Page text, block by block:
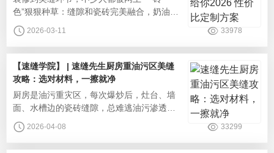
色”狠狠种草：缝隙和瓷砖完美融合，奶油
风、极简风的高级感直接拉满，再也不用纠
结美缝颜色翻车，视觉上全屋通透又显大。
肯定比普通美缝贵一倍，普通家装没必要花
这钱”“一砖一色是大平层专属，刚需房做太浪
费”。其实一砖一色美缝，早就告别了高价的
标签，速缝先生给您选对方案
2026-03-11 33978
【速缝学院】 | 速缝先生厨房重油污区美缝
攻略：选对材料，一擦就净
‌厨房是油污重灾区，每次爆炒后，灶台、墙
面、水槽边的瓷砖缝隙，总难逃油污渗透、
发黄发黑的命运。普通美缝剂表面粗糙、易
吸油，顽固油污擦不掉、刷不净，时间一长
2026-04-08 33299